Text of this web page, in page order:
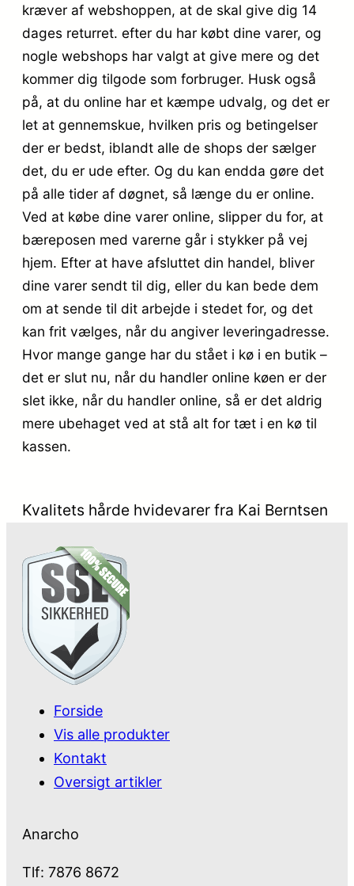
kræver af webshoppen, at de skal give dig 14
dages returret. efter du har købt dine varer, og
nogle webshops har valgt at give mere og det
kommer dig tilgode som forbruger. Husk også
på, at du online har et kæmpe udvalg, og det er
let at gennemskue, hvilken pris og betingelser
der er bedst, iblandt alle de shops der sælger
det, du er ude efter. Og du kan endda gøre det
på alle tider af døgnet, så længe du er online.
Ved at købe dine varer online, slipper du for, at
bæreposen med varerne går i stykker på vej
hjem. Efter at have afsluttet din handel, bliver
dine varer sendt til dig, eller du kan bede dem
om at sende til dit arbejde i stedet for, og det
kan frit vælges, når du angiver leveringadresse.
Hvor mange gange har du stået i kø i en butik –
det er slut nu, når du handler online køen er der
slet ikke, når du handler online, så er det aldrig
mere ubehaget ved at stå alt for tæt i en kø til
kassen.
Kvalitets hårde hvidevarer fra Kai Berntsen
Forside
Vis alle produkter
Kontakt
Oversigt artikler
Anarcho
Tlf: 7876 8672